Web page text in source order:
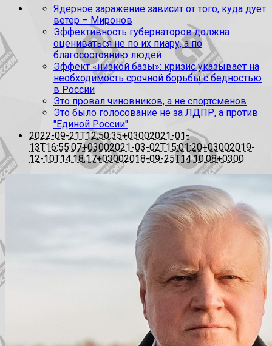
Ядерное заражение зависит от того, куда дует
ветер – Миронов
Эффективность губернаторов должна
оцениваться не по их пиару, а по
благосостоянию людей
Эффект «низкой базы»: кризис указывает на
необходимость срочной борьбы с бедностью
в России
Это провал чиновников, а не спортсменов
Это было голосование не за ЛДПР, а против
"Единой России"
2022-09-21T12:50:35+03002021-01-
13T16:55:07+03002021-03-02T15:01:20+03002019-
12-10T14:18:17+03002018-09-25T14:10:08+0300